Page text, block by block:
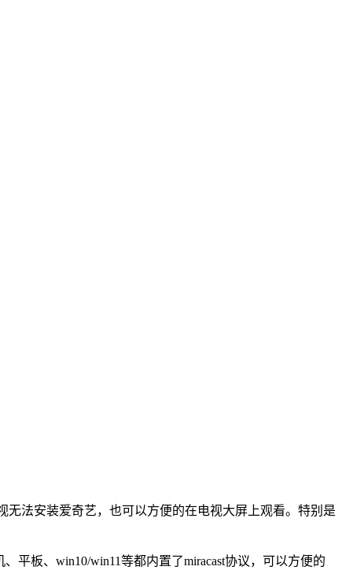
法安装爱奇艺，也可以方便的在电视大屏上观看。特别是
平板、win10/win11等都内置了miracast协议，可以方便的